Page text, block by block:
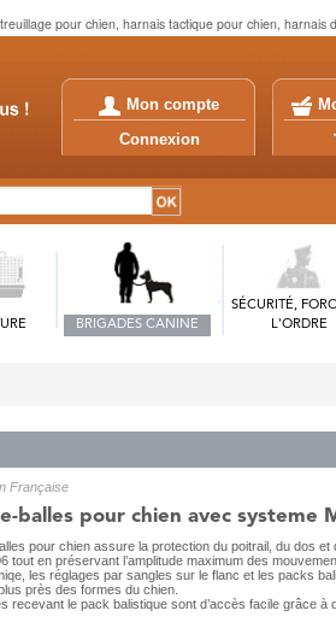
pour chien, harnais tactique pour chien, harnais
Mon compte
Connexion
BRIGADES CANINE
SÉCURITÉ,
L'ORDRE
Française
balles pour chien avec systeme
pour chien assure la protection du poitrail, du dos
tout en préservant l’amplitude maximum des
les réglages par sangles sur le flanc et les packs
près des formes du chien.
recevant le pack balistique sont d’accès facile grâce à